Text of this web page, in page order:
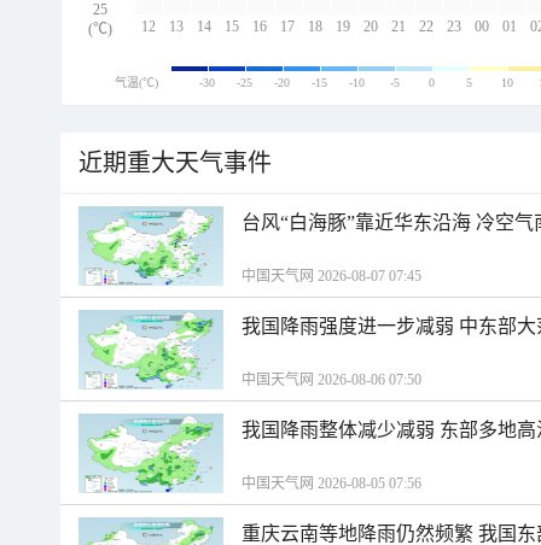
12 13 14 15 16 17 18 19 20 21 22 23 00 01
25
(℃)
气温(℃) -30 -25 -20 -15 -10 -5 0 5 10
近期重大天气事件
台风“白海豚”靠近华东沿海 冷空
中国天气网 2026-08-07 07:45
我国降雨强度进一步减弱 中东部
中国天气网 2026-08-06 07:50
我国降雨整体减少减弱 东部多地
中国天气网 2026-08-05 07:56
重庆云南等地降雨仍然频繁 我国